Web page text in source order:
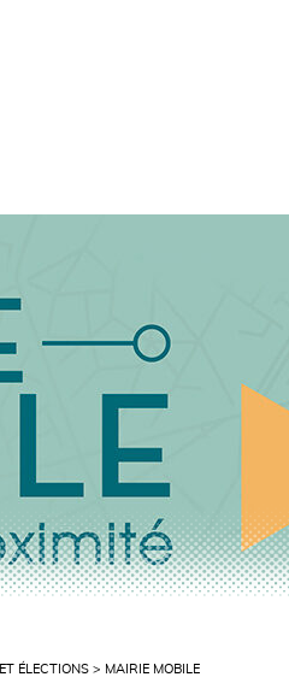
ÉLECTIONS > MAIRIE MOBILE